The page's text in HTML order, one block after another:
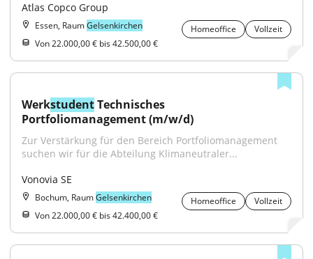
Atlas Copco Group
Essen, RaumGelsenkirchen Homeoffice
Vollzeit
Von 22.000,00 € bis 42.500,00 €
Werkstudent Technisches
Portfoliomanagement (m/w/d)
Zur Verstärkung für den Bereich Portfoliomanagement
suchen wir für die Abteilung Klimaneutraler...
Vonovia SE
Bochum, RaumGelsenkirchen Homeoffice
Vollzeit
Von 22.000,00 € bis 42.400,00 €